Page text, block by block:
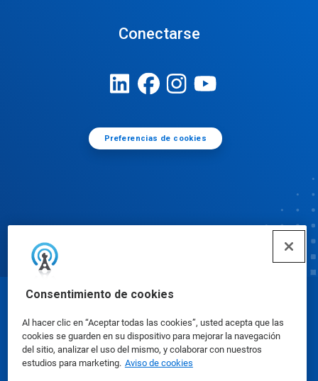
Consentimiento de cookies
Al hacer clic en “Aceptar todas las cookies”, usted acepta que las
cookies se guarden en su dispositivo para mejorar la navegación
del sitio, analizar el uso del mismo, y colaborar con nuestros
estudios para marketing. Aviso de cookies
Conectarse
Preferencias de cookies
Hojas de datos sobre seguridad|Política de
privacidad|Términos de uso